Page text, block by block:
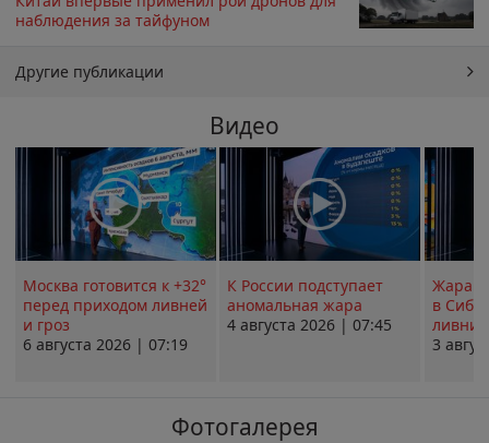
наблюдения за тайфуном
Другие публикации
Видео
Москва готовится к +32°
перед приходом ливней
и гроз
6 августа 2026 | 07:19
К России подступает
аномальная жара
4 августа 2026 | 07:45
Жара в
в
ливни
3
Фотогалерея